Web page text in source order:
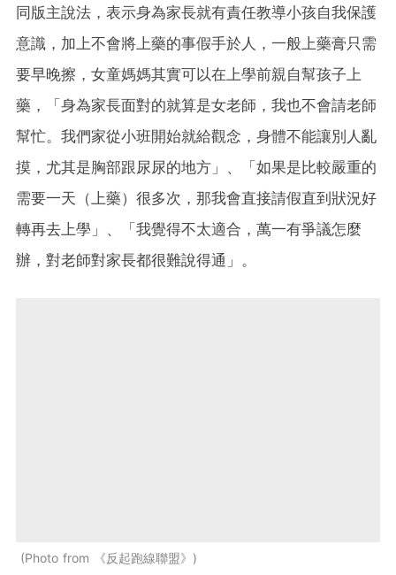
同版主說法，表示身為家長就有責任教導小孩自我保護
意識，加上不會將上藥的事假手於人，一般上藥膏只需
要早晚擦，女童媽媽其實可以在上學前親自幫孩子上
藥，「身為家長面對的就算是女老師，我也不會請老師
幫忙。我們家從小班開始就給觀念，身體不能讓別人亂
摸，尤其是胸部跟尿尿的地方」、「如果是比較嚴重的
需要一天（上藥）很多次，那我會直接請假直到狀況好
轉再去上學」、「我覺得不太適合，萬一有爭議怎麼
辦，對老師對家長都很難說得通」。
Photo from 《反起跑線聯盟》